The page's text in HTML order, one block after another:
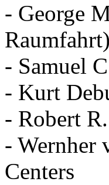
- George
Raumfahrt)
- Samuel
- Kurt
- Robert
- Wernher
Centers